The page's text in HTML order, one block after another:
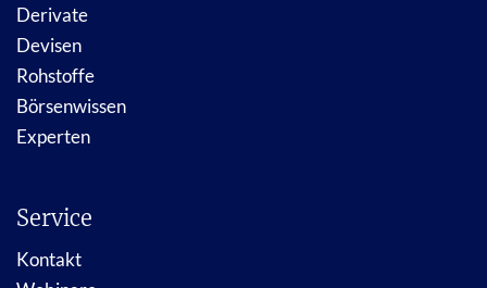
Derivate
Devisen
Rohstoffe
Börsenwissen
Experten
Service
Kontakt